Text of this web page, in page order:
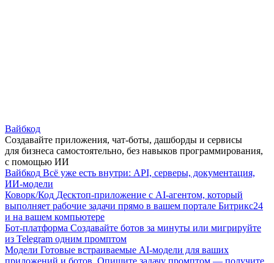
Вайбкод
Создавайте приложения, чат-боты, дашборды и сервисы
для бизнеса самостоятельно, без навыков программирования,
с помощью ИИ
Вайбкод Всё уже есть внутри: API, серверы, документация,
ИИ-модели
Коворк/Код Десктоп-приложение с AI-агентом, который
выполняет рабочие задачи прямо в вашем портале Битрикс24
и на вашем компьютере
Бот-платформа Создавайте ботов за минуты или мигрируйте
из Telegram одним промптом
Модели Готовые встраиваемые AI-модели для ваших
приложений и ботов. Опишите задачу промптом — получите